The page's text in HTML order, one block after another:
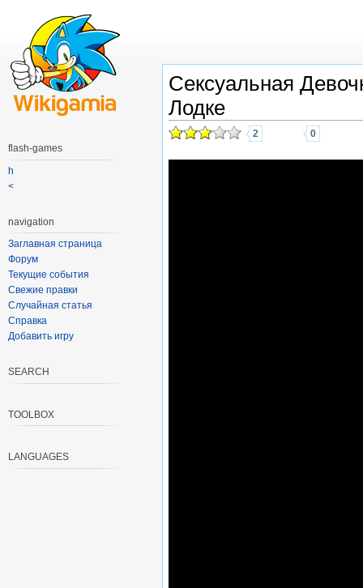
Сексуальная
Лодке
2 0
flash-games
h
<
navigation
Заглавная страница
Форум
Текущие события
Свежие правки
Случайная статья
Справка
Добавить игру
SEARCH
TOOLBOX
LANGUAGES